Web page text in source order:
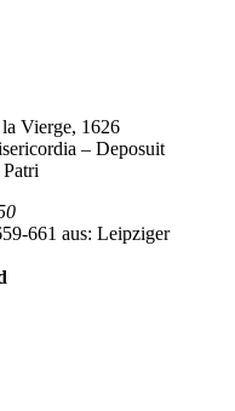
Vierge, 1626
– Deposuit
661 aus: Leipziger